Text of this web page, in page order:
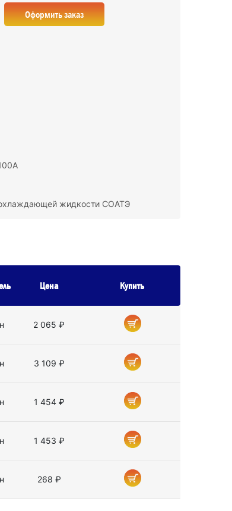
Оформить заказ
жидкости СОАТЭ
Цена Купить
2 065 ₽
3 109 ₽
1 454 ₽
1 453 ₽
268 ₽